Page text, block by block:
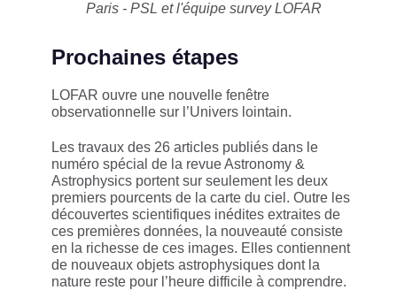
Paris - PSL et l'équipe survey LOFAR
Prochaines étapes
LOFAR ouvre une nouvelle fenêtre
observationnelle sur l’Univers lointain.
Les travaux des 26 articles publiés dans le
numéro spécial de la revue Astronomy &
Astrophysics portent sur seulement les deux
premiers pourcents de la carte du ciel. Outre les
découvertes scientifiques inédites extraites de
ces premières données, la nouveauté consiste
en la richesse de ces images. Elles contiennent
de nouveaux objets astrophysiques dont la
nature reste pour l’heure difficile à comprendre.